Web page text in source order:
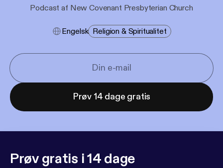
Podcast af New Covenant Presbyterian Church
Engelsk Religion & Spiritualitet
Prøv 14 dage gratis
Prøv gratis i 14 dage